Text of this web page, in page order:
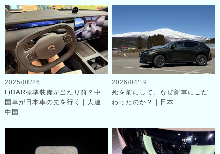
2025/06/26
LiDAR標準装備が当たり前？中
国車が日本車の先を行く｜大連
中国
2026/04/19
死を前にして、なぜ新車にこだ
わったのか？｜日本